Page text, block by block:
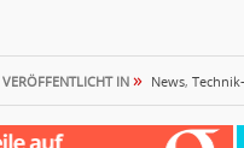
VERÖFFENTLICHT IN » News,